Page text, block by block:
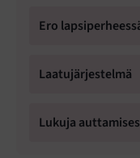
Ero
Laatujärjestelmä
Lukuja